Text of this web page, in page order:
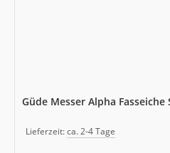
Güde Messer Alpha Fasseiche
Lieferzeit:ca. 2-4 Tage